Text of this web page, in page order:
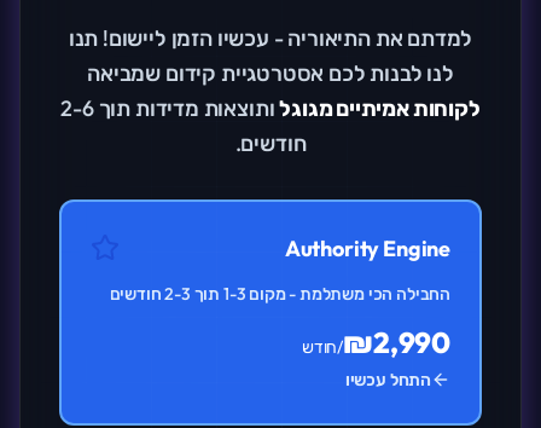
למדתם את התיאוריה - עכשיו הזמן ליישום! תנו
לנו לבנות לכם אסטרטגיית קידום שמביאה
לקוחות אמיתיים מגוגל
ותוצאות מדידות תוך 2-6
חודשים.
Authority Engine
החבילה הכי משתלמת - מקום 1-3 תוך 2-3 חודשים
₪2,990/חודש
התחל עכשיו